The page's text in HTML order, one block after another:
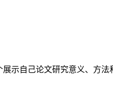
示自己论文研究意义、方法